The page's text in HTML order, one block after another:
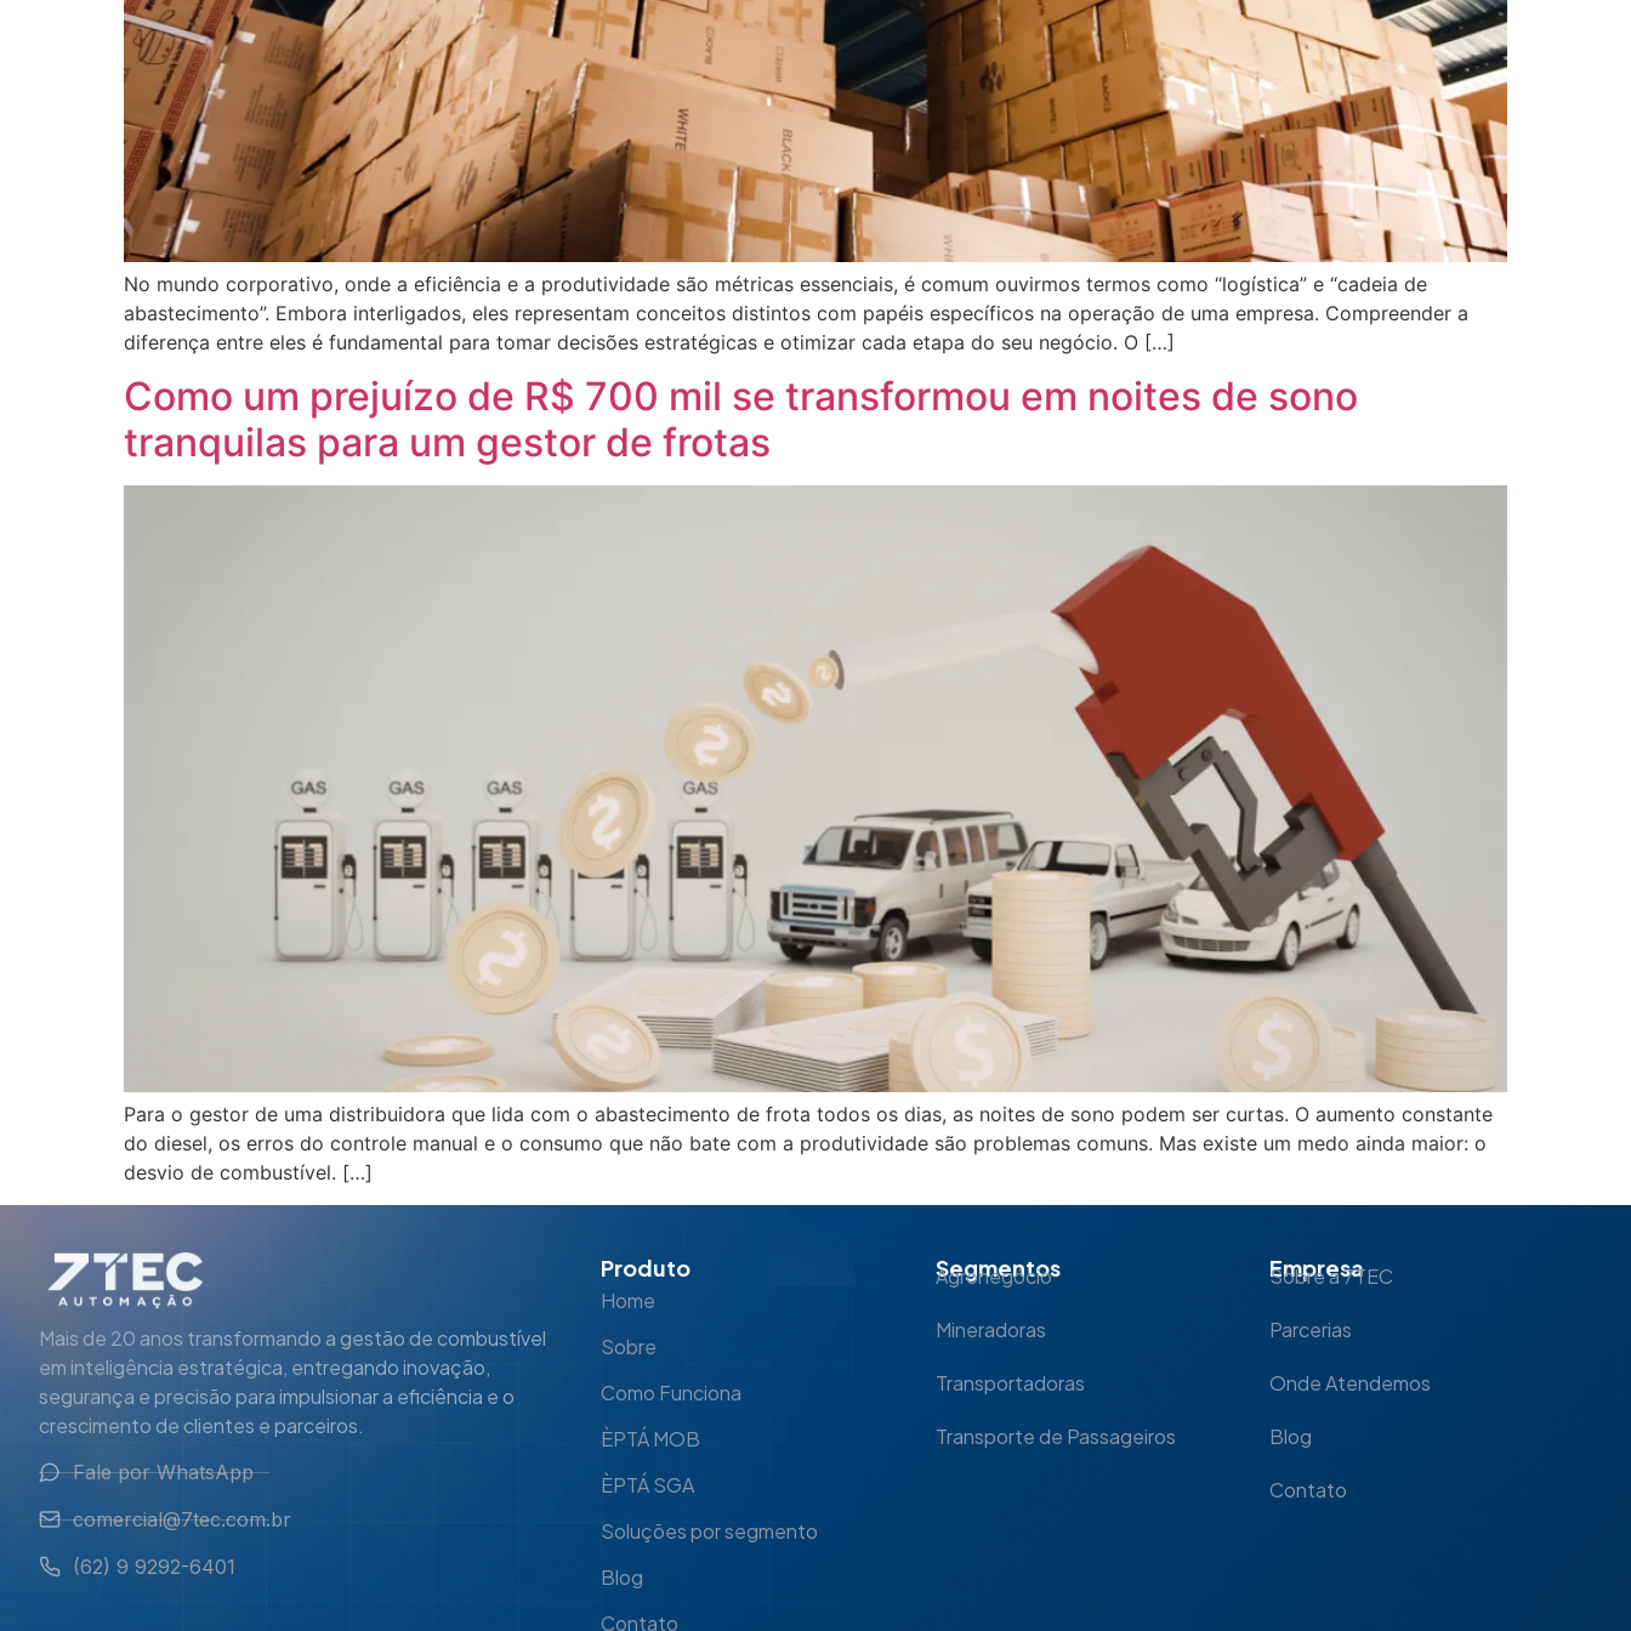
No mundo corporativo, onde a eficiência e a produtividade são métricas essenciais, é comum ouvirmos termos como “logística” e “cadeia de
abastecimento”. Embora interligados, eles representam conceitos distintos com papéis específicos na operação de uma empresa. Compreender a
diferença entre eles é fundamental para tomar decisões estratégicas e otimizar cada etapa do seu negócio. O […]
Como um prejuízo de R$ 700 mil se transformou em noites de sono
tranquilas para um gestor de frotas
Para o gestor de uma distribuidora que lida com o abastecimento de frota todos os dias, as noites de sono podem ser curtas. O aumento constante
do diesel, os erros do controle manual e o consumo que não bate com a produtividade são problemas comuns. Mas existe um medo ainda maior: o
desvio de combustível. […]
Mais de 20 anos transformando a gestão de combustível
em inteligência estratégica, entregando inovação,
segurança e precisão para impulsionar a eficiência e o
crescimento de clientes e parceiros.
Fale por WhatsApp
comercial@7tec.com.br
(62) 9 9292-6401
Produto
Home
Sobre
Como Funciona
ÈPTÁ MOB
ÈPTÁ SGA
Soluções por segmento
Blog
Contato
Segmentos
Agronegócio
Mineradoras
Transportadoras
Transporte de Passageiros
Empresa
Sobre a 7TEC
Parcerias
Onde Atendemos
Blog
Contato